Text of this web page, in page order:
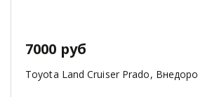
7000 руб
Toyota Land Cruiser Prado,